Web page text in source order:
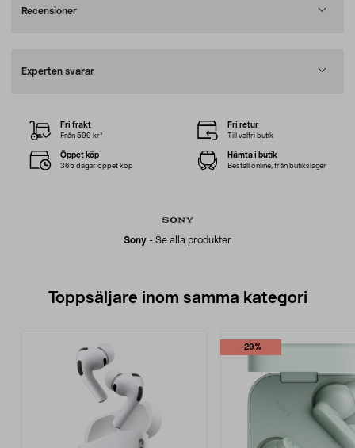
Recensioner
Experten svarar
Sony - Se alla produkter
Fri frakt
Från 599 kr*
Fri retur
Till valfri butik
Öppet köp
365 dagar öppet köp
Hämta i butik
Beställ online, från butikslager
Toppsäljare inom samma kategori
-29%